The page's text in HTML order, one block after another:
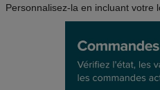
Personnalisez-la en incluant votre